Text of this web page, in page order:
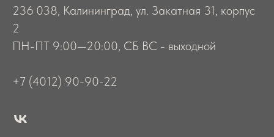
236 038, Калининград, ул. Закатная 31, корпус
2
ПН-ПТ 9:00—20:00, СБ ВС - выходной
+7 (4012) 90-90-22